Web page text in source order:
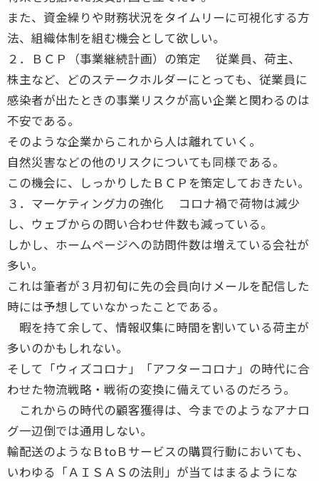
また、資金繰りや財務状況をタイムリーに可視化する方
法、組織体制を組む機会として欲しい。
２．ＢＣＰ（事業継続計画）の策定 従業員、荷主、
株主など、どのステークホルダーにとっても、従業員に
感染者が出たときの事業リスクが高い企業と関わるのは
不安である。
そのような企業からこれから人は離れていく。
自然災害などの他のリスクについても同様である。
この機会に、しっかりしたＢＣＰを策定しておきたい。
３．マーケティング力の強化 コロナ禍で荷物は減少
し、ウェブからの問い合わせ件数も減っている。
しかし、ホームページへの訪問件数は増えている会社が
多い。
これは筆者が３月初旬に先の会員向けメールを配信した
時には予想していなかったことである。
暇を持て余して、情報収集に時間を割いている荷主が
多いのかもしれない。
そして「ウィズコロナ」「アフターコロナ」の時代に合
わせた物流戦略・戦術の変換に備えているのだろう。
これからの時代の顧客獲得は、今までのようなアナロ
グ一辺倒では通用しない。
輸配送のようなＢtoＢサービスの購買行動においても、
いわゆる「ＡＩＳＡＳの法則」が当てはまるようにな